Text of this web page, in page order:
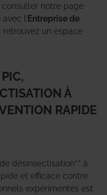
consulter notre page
l’ Entreprise de
retrouvez un espace
À
RAPIDE
désinsectisation** à
et efficace contre
expérimentés est